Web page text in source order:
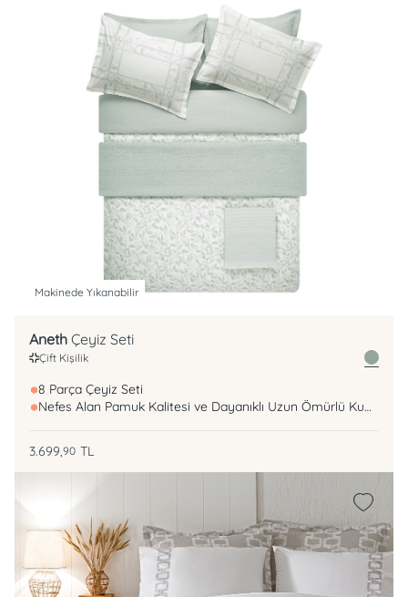
Makinede Yıkanabilir
Aneth Çeyiz Seti
Çift Kişilik
8 Parça Çeyiz Seti
Nefes Alan Pamuk Kalitesi ve Dayanıklı Uzun Ömürlü Kumaş
3.699,90 TL